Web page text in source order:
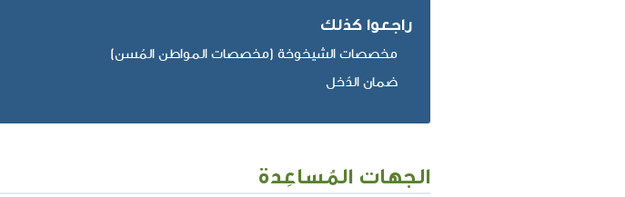
راجعوا كذلك
مخصصات الشيخوخة (مخصصات المواطن المُسن)
ضمان الدّخل
الجهات المُساعِدة